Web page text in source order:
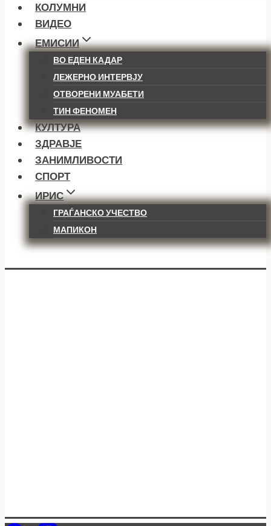
КОЛУМНИ
ВИДЕО
ЕМИСИИ
ВО ЕДЕН КАДАР
ЛЕЖЕРНО ИНТЕРВЈУ
ОТВОРЕНИ МУАБЕТИ
ТИН ФЕНОМЕН
КУЛТУРА
ЗДРАВЈЕ
ЗАНИМЛИВОСТИ
СПОРТ
ИРИС
ГРАЃАНСКО УЧЕСТВО
МАПИКОН